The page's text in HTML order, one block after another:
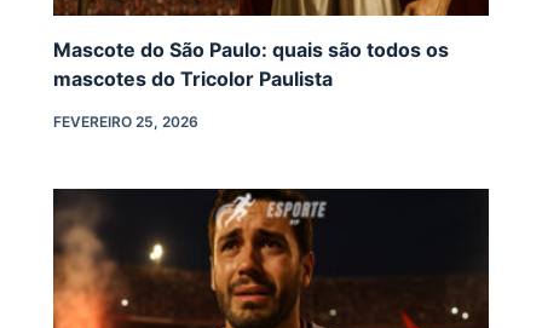
Mascote do São Paulo: quais são todos os
mascotes do Tricolor Paulista
FEVEREIRO 25, 2026